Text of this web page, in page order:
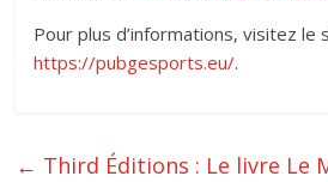
Pour plus d’informations, visitez le
https://pubgesports.eu/.
← Third Éditions : Le livre Le